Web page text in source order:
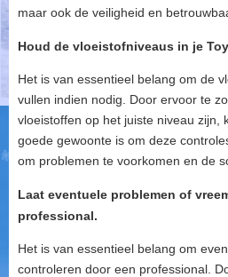
maar ook de veiligheid en
Houd de vloeistofniveaus in je
Het is van essentieel belang om de
vullen indien nodig. Door ervoor te
vloeistoffen op het juiste niveau zijn,
goede gewoonte is om deze
om problemen te voorkomen en de
Laat eventuele problemen of
professional.
Het is van essentieel belang om
controleren door een professional.